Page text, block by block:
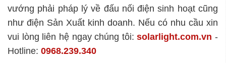
vướng phải pháp lý về đấu nối điện sinh hoạt cũng
như điện Sản Xuất kinh doanh. Nếu có nhu cầu xin
vui lòng liên hệ ngay chúng tôi:solarlight.com.vn -
Hotline: 0968.239.340